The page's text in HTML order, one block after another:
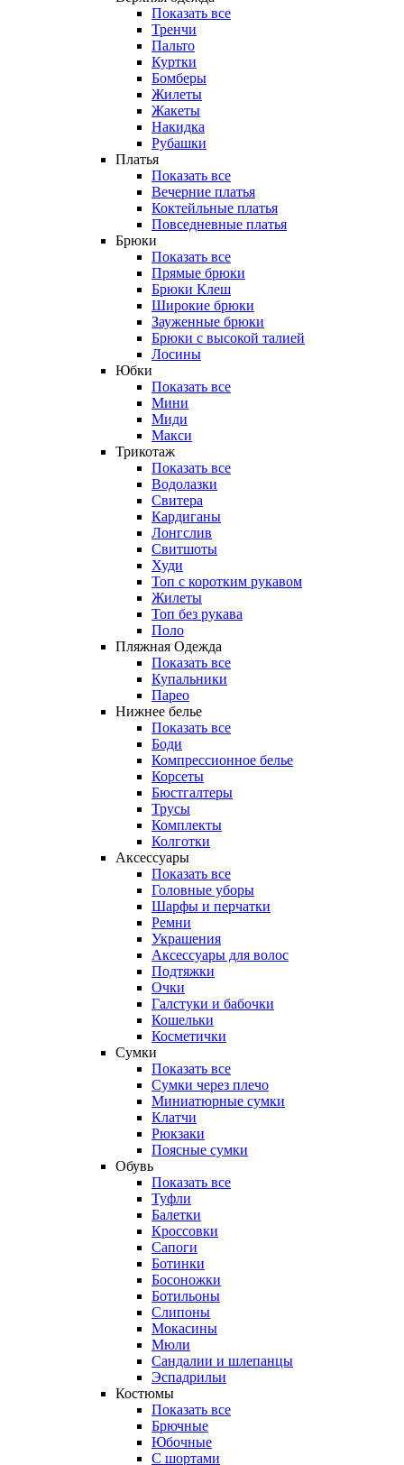
Показать все
Тренчи
Пальто
Куртки
Бомберы
Жилеты
Жакеты
Накидка
Рубашки
Платья
Показать все
Вечерние платья
Коктейльные платья
Повседневные платья
Брюки
Показать все
Прямые брюки
Брюки Клеш
Широкие брюки
Зауженные брюки
Брюки с высокой талией
Лосины
Юбки
Показать все
Мини
Миди
Макси
Трикотаж
Показать все
Водолазки
Свитера
Кардиганы
Лонгслив
Свитшоты
Худи
Топ с коротким рукавом
Жилеты
Топ без рукава
Поло
Пляжная Одежда
Показать все
Купальники
Парео
Нижнее белье
Показать все
Боди
Компрессионное белье
Корсеты
Бюстгалтеры
Трусы
Комплекты
Колготки
Аксессуары
Показать все
Головные уборы
Шарфы и перчатки
Ремни
Украшения
Аксессуары для волос
Подтяжки
Очки
Галстуки и бабочки
Кошельки
Косметички
Сумки
Показать все
Сумки через плечо
Миниатюрные cумки
Клатчи
Рюкзаки
Поясные сумки
Обувь
Показать все
Туфли
Балетки
Кроссовки
Сапоги
Ботинки
Босоножки
Ботильоны
Слипоны
Мокасины
Мюли
Сандалии и шлепанцы
Эспадрильи
Костюмы
Показать все
Брючные
Юбочные
С шортами